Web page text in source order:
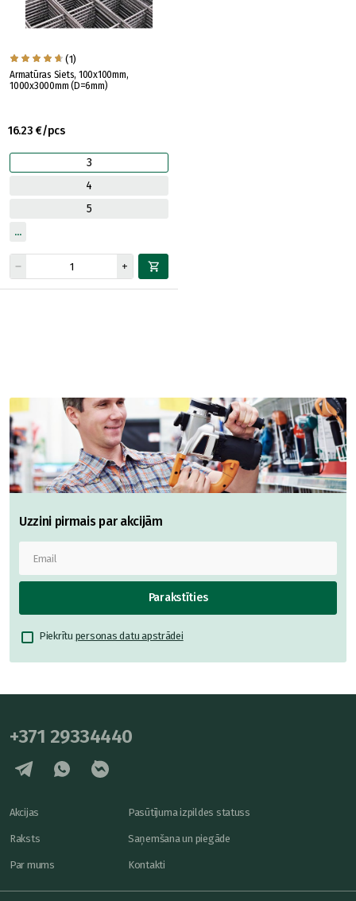
(1)
Armatūras Siets, 100x100mm,
1000x3000mm (D=6mm)
16.23 €/pcs
3
4
5
Uzzini pirmais par akcijām
Parakstīties
Piekrītu personas datu apstrādei
+371 29334440
Akcijas
Raksts
Par mums
Pasūtījuma izpildes statuss
Saņemšana un piegāde
Kontakti